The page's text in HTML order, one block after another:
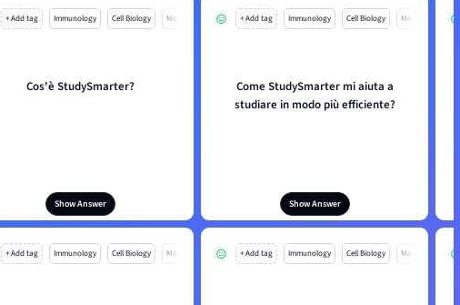
+ Add tag Immunology Cell Biology Mo
Cos'è StudySmarter?
Show Answer
+ Add tag Immunology Cell Biology Mo
Come StudySmarter mi aiuta a
studiare in modo più efficiente?
Show Answer
+ Add tag Immunology Cell Biology Mo + Add tag Immunology Cell Biology Mo